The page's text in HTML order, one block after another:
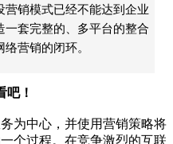
营销模式已经不能达到企业
一套完整的、多平台的整合
营销的闭环。
！
为中心，并使用营销策略将
个过程。在竞争激烈的互联